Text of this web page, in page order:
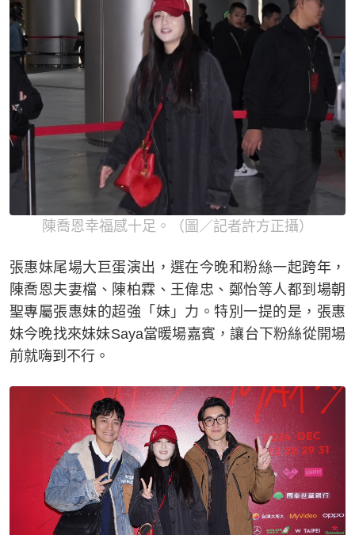
陳喬恩幸福感十足。（圖／記者許方正攝）
張惠妹尾場大巨蛋演出，選在今晚和粉絲一起跨年，
陳喬恩夫妻檔、陳柏霖、王偉忠、鄭怡等人都到場朝
聖專屬張惠妹的超強「妹」力。特別一提的是，張惠
妹今晚找來妹妹Saya當暖場嘉賓，讓台下粉絲從開場
前就嗨到不行。